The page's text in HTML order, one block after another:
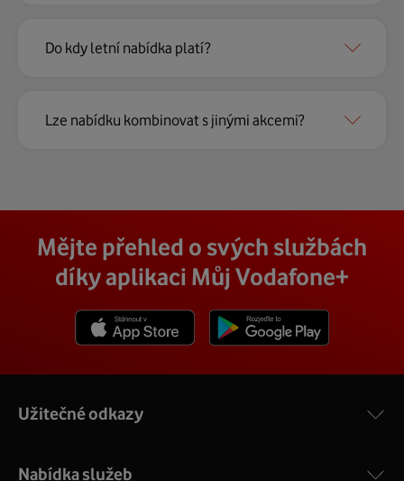
Do kdy letní nabídka platí?
Lze nabídku kombinovat s jinými akcemi?
Mějte přehled o svých službách
díky aplikaci Můj Vodafone+
Užitečné odkazy
Nabídka služeb